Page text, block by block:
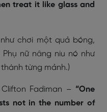
treat it like glass and
chơi một quả bóng,
nữ nâng niu nó như
từng mảnh.)
Fadiman – “One
not in the number of